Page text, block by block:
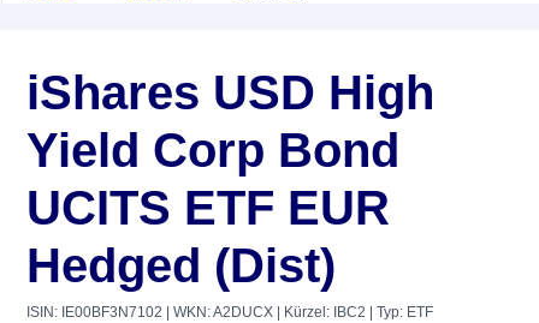
iShares USD High
Yield Corp Bond
UCITS ETF EUR
Hedged (Dist)
ISIN: IE00BF3N7102 | WKN: A2DUCX | Kürzel: IBC2 | Typ: ETF